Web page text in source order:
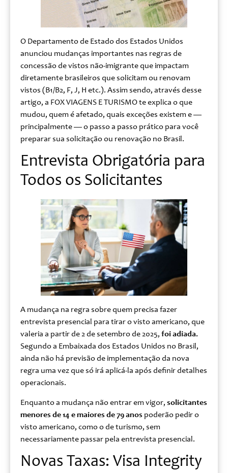
O Departamento de Estado dos Estados Unidos
anunciou mudanças importantes nas regras de
concessão de vistos não-imigrante que impactam
diretamente brasileiros que solicitam ou renovam
vistos (B1/B2, F, J, H etc.). Assim sendo, através desse
artigo, a FOX VIAGENS E TURISMO te explica o que
mudou, quem é afetado, quais exceções existem e —
principalmente — o passo a passo prático para você
preparar sua solicitação ou renovação no Brasil.
Entrevista Obrigatória para
Todos os Solicitantes
A mudança na regra sobre quem precisa fazer
entrevista presencial para tirar o visto americano, que
valeria a partir de 2 de setembro de 2025, foi adiada.
Segundo a Embaixada dos Estados Unidos no Brasil,
ainda não há previsão de implementação da nova
regra uma vez que só irá aplicá-la após definir detalhes
operacionais.
Enquanto a mudança não entrar em vigor, solicitantes
menores de 14 e maiores de 79 anos poderão pedir o
visto americano, como o de turismo, sem
necessariamente passar pela entrevista presencial.
Novas Taxas: Visa Integrity